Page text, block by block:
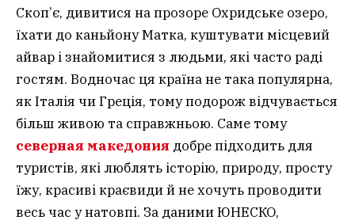
Скоп’є, дивитися на прозоре Охридське озеро,
їхати до каньйону Матка, куштувати місцевий
айвар і знайомитися з людьми, які часто раді
гостям. Водночас ця країна не така популярна,
як Італія чи Греція, тому подорож відчувається
більш живою та справжньою. Саме тому
северная македония добре підходить для
туристів, які люблять історію, природу, просту
їжу, красиві краєвиди й не хочуть проводити
весь час у натовпі. За даними ЮНЕСКО,